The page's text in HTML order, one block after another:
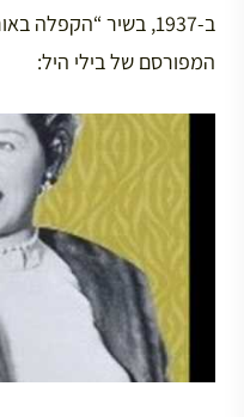
ב-1937, בשיר
המפורסם של בילי היל: